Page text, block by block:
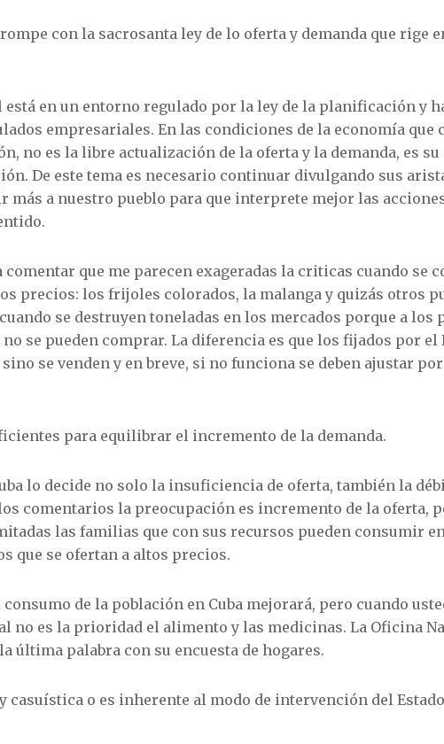
con la sacrosanta ley de lo oferta y demanda que rige
está en un entorno regulado por la ley de la planificación y
empresariales. En las condiciones de la economía que
no es la libre actualización de la oferta y la demanda, es
De este tema es necesario continuar divulgando sus
más a nuestro pueblo para que interprete mejor las
que me parecen exageradas la criticas cuando se
precios: los frijoles colorados, la malanga y quizás otros
se destruyen toneladas en los mercados porque a los
se pueden comprar. La diferencia es que los fijados por el
se venden y en breve, si no funciona se deben ajustar
para equilibrar el incremento de la demanda.
lo decide no solo la insuficiencia de oferta, también la
comentarios la preocupación es incremento de la oferta,
las familias que con sus recursos pueden consumir
que se ofertan a altos precios.
de la población en Cuba mejorará, pero cuando
no es la prioridad el alimento y las medicinas. La Oficina
última palabra con su encuesta de hogares.
casuística o es inherente al modo de intervención del